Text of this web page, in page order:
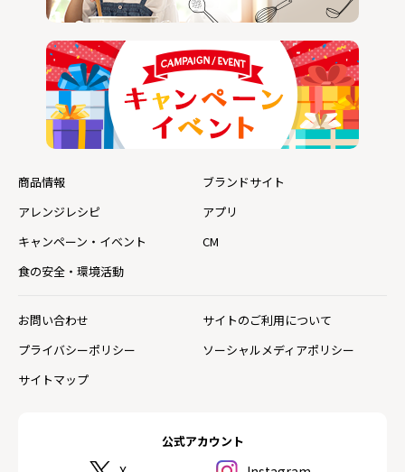
公式アカウント
商品情報
ブランドサイト
アレンジレシピ
アプリ
キャンペーン・イベント
CM
食の安全・環境活動
お問い合わせ
サイトのご利用について
プライバシーポリシー
ソーシャルメディアポリシー
サイトマップ